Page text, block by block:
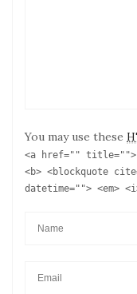
You may use these
<a href="" title="">
<b> <blockquote
datetime=""> <em>